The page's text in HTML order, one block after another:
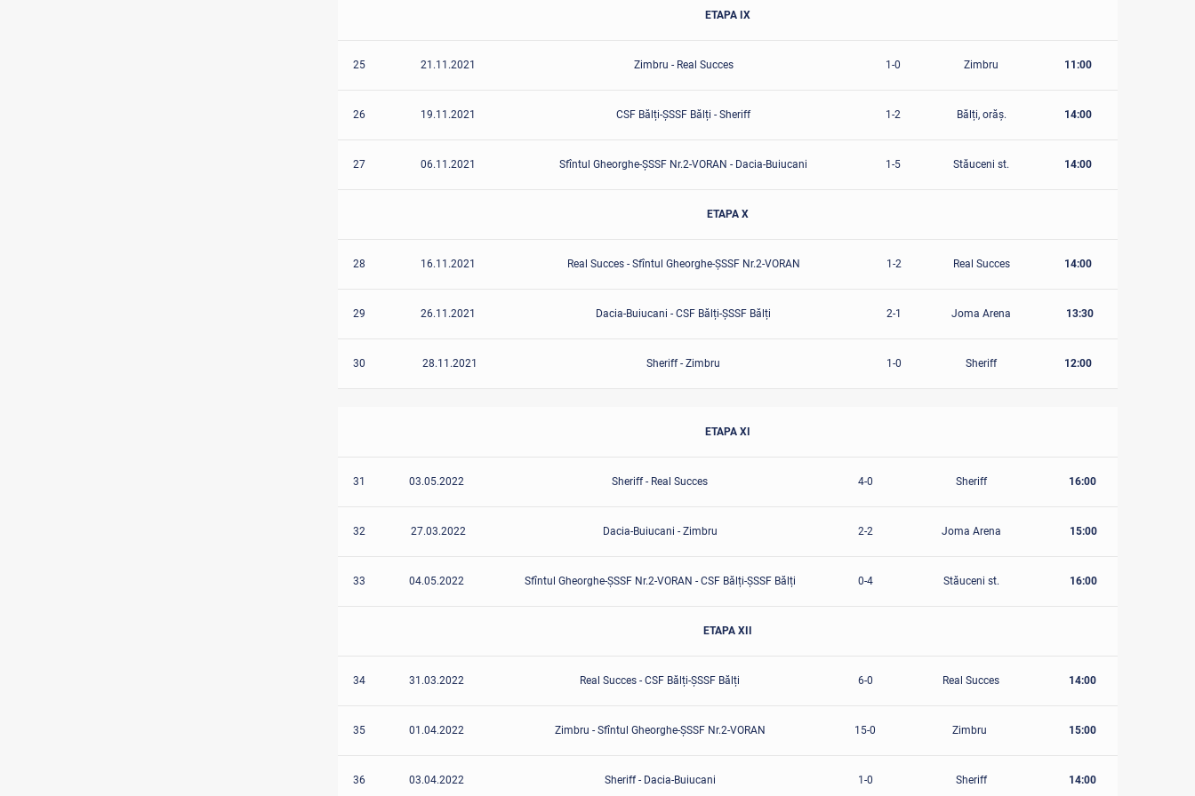
ETAPA IX
25 21.11.2021 Zimbru - Real Succes 1-0 Zimbru 11:00
26 19.11.2021 CSF Bălți-ȘSSF Bălți - Sheriff 1-2 Bălți, orăș. 14:00
27 06.11.2021 Sfîntul Gheorghe-ȘSSF Nr.2-VORAN - Dacia-Buiucani 1-5 Stăuceni st. 14:00
ETAPA X
28 16.11.2021 Real Succes - Sfîntul Gheorghe-ȘSSF Nr.2-VORAN 1-2 Real Succes 14:00
29 26.11.2021 Dacia-Buiucani - CSF Bălți-ȘSSF Bălți 2-1 Joma Arena 13:30
30 28.11.2021 Sheriff - Zimbru 1-0 Sheriff 12:00
ETAPA XI
31 03.05.2022 Sheriff - Real Succes 4-0 Sheriff 16:00
32 27.03.2022 Dacia-Buiucani - Zimbru 2-2 Joma Arena 15:00
33 04.05.2022 Sfîntul Gheorghe-ȘSSF Nr.2-VORAN - CSF Bălți-ȘSSF Bălți 0-4 Stăuceni st. 16:00
ETAPA XII
34 31.03.2022 Real Succes - CSF Bălți-ȘSSF Bălți 6-0 Real Succes 14:00
35 01.04.2022 Zimbru - Sfîntul Gheorghe-ȘSSF Nr.2-VORAN 15-0 Zimbru 15:00
36 03.04.2022 Sheriff - Dacia-Buiucani 1-0 Sheriff 14:00